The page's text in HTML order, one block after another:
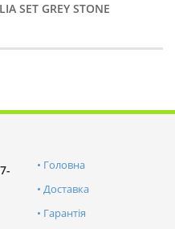
SET GREY STONE
Головна
Доставка
Гарантія